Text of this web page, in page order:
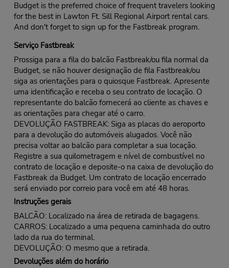
Budget is the preferred choice of frequent travelers looking
for the best in Lawton Ft. Sill Regional Airport rental cars.
And don't forget to sign up for the Fastbreak program.
Serviço Fastbreak
Prossiga para a fila do balcão Fastbreak/ou fila normal da
Budget, se não houver designação de fila Fastbreak/ou
siga as orientações para o quiosque Fastbreak. Apresente
uma identificação e receba o seu contrato de locação. O
representante do balcão fornecerá ao cliente as chaves e
as orientações para chegar até o carro.
DEVOLUÇÃO FASTBREAK: Siga as placas do aeroporto
para a devolução do automóveis alugados. Você não
precisa voltar ao balcão para completar a sua locação.
Registre a sua quilometragem e nível de combustível no
contrato de locação e deposite-o na caixa de devolução do
Fastbreak da Budget. Um contrato de locação encerrado
será enviado por correio para você em até 48 horas.
Instruções gerais
BALCÃO: Localizado na área de retirada de bagagens.
CARROS: Localizado a uma pequena caminhada do outro
lado da rua do terminal.
DEVOLUÇÃO: O mesmo que a retirada.
Devoluções além do horário